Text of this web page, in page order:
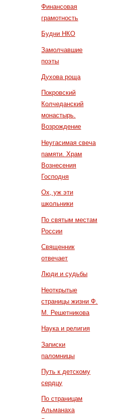
Финансовая
грамотность
Будни НКО
Замолчавшие
поэты
Духова роща
Покровский
Колчеданский
монастырь.
Возрождение
Неугасимая свеча
памяти. Храм
Вознесения
Господня
Ох, уж эти
школьники
По святым местам
России
Священник
отвечает
Люди и судьбы
Неоткрытые
страницы жизни Ф.
М. Решетникова
Наука и религия
Записки
паломницы
Путь к детскому
сердцу
По страницам
Альманаха